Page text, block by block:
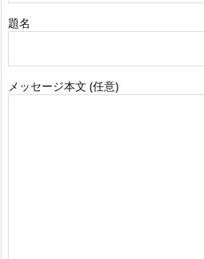
題名
メッセージ本文 (任意)